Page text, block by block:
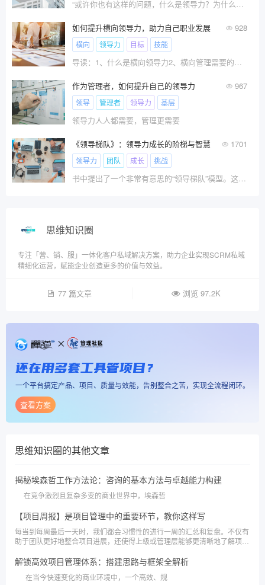
“或许你也有这样的问题，什么是领导力？为什么领导力很重要？领导力可以学习获得吗？如何提升自己的领导力？“这篇文章讲一一解答这些问题
如何提升横向领导力，助力自己职业发展 928
横向 领导力 目标 技能
导读：1、什么是横向领导力2、横向管理需要的技能3?
作为管理者，如何提升自己的领导力 967
领导 管理者 领导力 基层
领导力人人都需要，管理更需要
《领导梯队》：领导力成长的阶梯与智慧 1701
领导力 团队 成长 挑战
书中提出了一个非常有意思的“领导梯队”模型。这个模型将领导力发展分为六个阶段，从管理自我到管理他人，再到管理经理、职能部门、事业部、集团，最后是领导全球业务。每个阶段都有其独特的挑战和要求，需要领导者掌握不同的技能、时间管理能力和工作理念。
思维知识圈
专注「营、销、服」一体化客户私域解决方案，助力企业实现SCRM私域
精细化运营，赋能企业创造更多的价值与效益。
77 篇文章 浏览 97.2K
还在用多套工具管项目？
一个平台搞定产品、项目、质量与效能，告别整合之苦，实现全流程闭环。
查看方案
思维知识圈的其他文章
揭秘埃森哲工作方法论：咨询的基本方法与卓越能力构建
在竞争激烈且复杂多变的商业世界中，埃森哲
【项目周报】是项目管理中的重要环节，教你这样写
每当到每周最后一天时，我们都会习惯性的进行一周的汇总和复盘。不仅有
助于团队更好地整合项目进展，还使得上级或管理层能够更清晰地了解项目
解锁高效项目管理体系：搭建思路与框架全解析
在当今快速变化的商业环境中，一个高效、规